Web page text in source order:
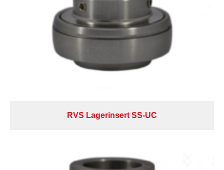
RVS Lagerinsert SS-UC